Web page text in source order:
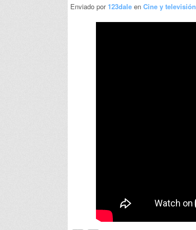
Enviado por 123dale en Cine y televisión